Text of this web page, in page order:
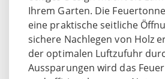
Ihrem Garten. Die
eine praktische seitliche
sichere Nachlegen von Holz
der optimalen Luftzufuhr
Aussparungen wird das